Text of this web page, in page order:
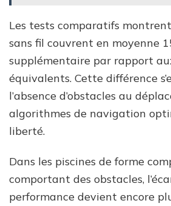
Les tests comparatifs
sans fil couvrent en moyenne
supplémentaire par rapport
équivalents. Cette différence
l’absence d’obstacles au
algorithmes de navigation
liberté.
Dans les piscines de forme
comportant des obstacles,
performance devient encore